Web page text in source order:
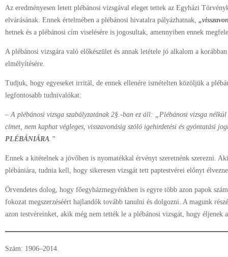
Az eredményesen letett plébánosi vizsgával eleget tettek az Egyházi
elvárásának. Ennek értelmében a plébánosi hivatalra pályázhatnak,
hetnek és a plébánosi cím viselésére is jogosultak, amennyiben ennek
A plébánosi vizsgára való előkészület és annak letétele jó alkalom a
elmélyítésére.
Tudjuk, hogy egyeseket irritál, de ennek ellenére ismételten közöljük a
legfontosabb tudnivalókat:
– A plébánosi vizsga szabályzatának 2§.-ban ez áll: „Plébánosi vizsga
címet, nem kaphat végleges, visszavonásig szóló igehirdetési és gyóntatási
PLÉBÁNIÁRA.”
Ennek a kitételnek a jövőben is nyomatékkal érvényt szeretnénk szerezni.
plébániára, tudnia kell, hogy sikeresen vizsgát tett paptestvérei előnyt
Örvendetes dolog, hogy főegyházmegyénkben is egyre több azon papok
fokozat megszerzéséért hajlandók tovább tanulni és dolgozni. A magunk
azon testvéreinket, akik még nem tették le a plébánosi vizsgát, hogy éljenek
Szám: 1906–2014.